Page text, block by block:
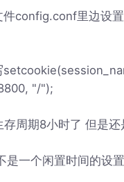
件config.conf里边设
"/");
周期8小时了 但是还
是一个闲置时间的设